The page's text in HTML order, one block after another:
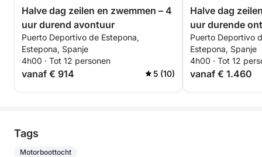
Halve dag zeilen en zwemmen – 4
uur durend avontuur
Puerto Deportivo de Estepona,
Estepona, Spanje
4h00 · Tot 12 personen
vanaf € 914 5 (10)
Halve dag
uur durende
Puerto Deportivo
Estepona, Spanje
4h00 · Tot 12
vanaf € 1.460
Tags
Motorboottocht